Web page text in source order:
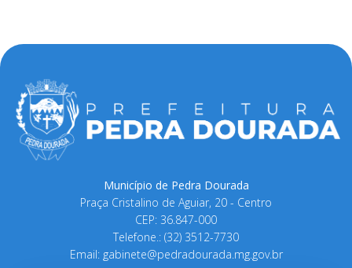
Município de Pedra Dourada
Praça Cristalino de Aguiar, 20 - Centro
CEP: 36.847-000
Telefone.: (32) 3512-7730
Email: gabinete@pedradourada.mg.gov.br